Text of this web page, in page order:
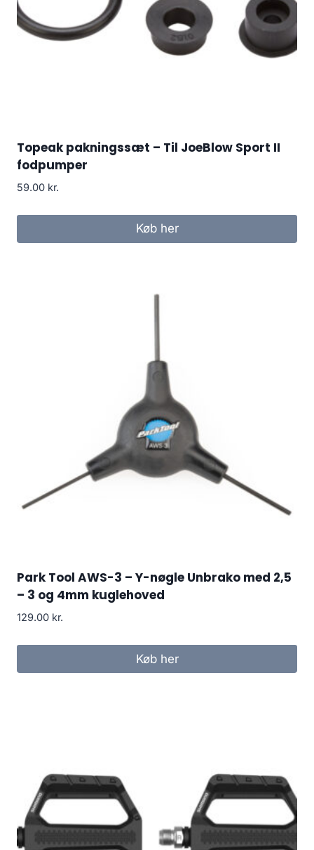
Topeak pakningssæt – Til JoeBlow Sport II
fodpumper
59.00 kr.
Køb her
Park Tool AWS-3 – Y-nøgle Unbrako med 2,5
– 3 og 4mm kuglehoved
129.00 kr.
Køb her